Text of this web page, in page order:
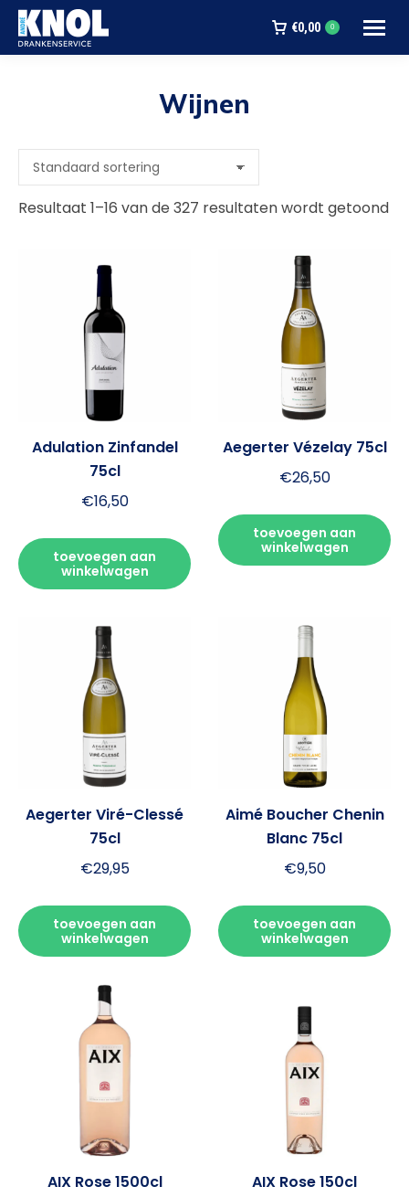
€0,00 0
Wijnen
Resultaat 1–16 van de 327 resultaten wordt getoond
Adulation Zinfandel
75cl
€16,50
toevoegen aan
winkelwagen
Aegerter Vézelay 75cl
€26,50
toevoegen aan
winkelwagen
Aegerter Viré-Clessé
75cl
€29,95
toevoegen aan
winkelwagen
Aimé Boucher Chenin
Blanc 75cl
€9,50
toevoegen aan
winkelwagen
AIX Rose 1500cl
AIX Rose 150cl